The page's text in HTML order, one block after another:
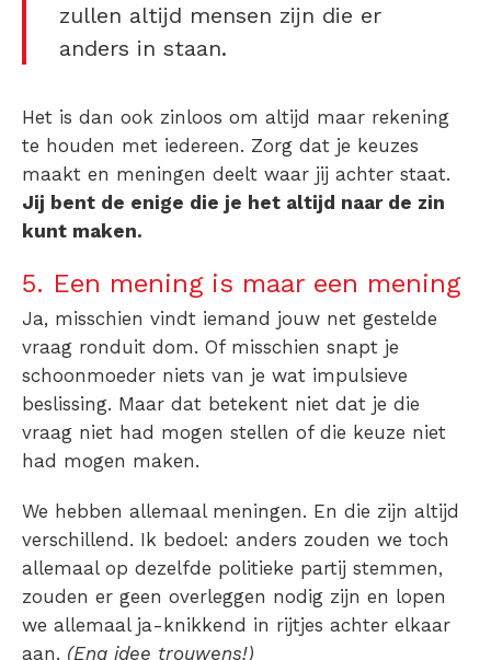
zullen altijd mensen zijn die er
anders in staan.
Het is dan ook zinloos om altijd maar rekening
te houden met iedereen. Zorg dat je keuzes
maakt en meningen deelt waar jij achter staat.
Jij bent de enige die je het altijd naar de zin
kunt maken.
5. Een mening is maar een mening
Ja, misschien vindt iemand jouw net gestelde
vraag ronduit dom. Of misschien snapt je
schoonmoeder niets van je wat impulsieve
beslissing. Maar dat betekent niet dat je die
vraag niet had mogen stellen of die keuze niet
had mogen maken.
We hebben allemaal meningen. En die zijn altijd
verschillend. Ik bedoel: anders zouden we toch
allemaal op dezelfde politieke partij stemmen,
zouden er geen overleggen nodig zijn en lopen
we allemaal ja-knikkend in rijtjes achter elkaar
aan. (Eng idee trouwens!)